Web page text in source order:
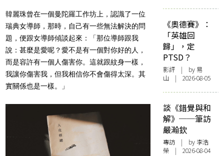
韓麗珠曾在一個曼陀羅工作坊上，認識了一位
瑞典女導師，那時，自己有一些無法解決的問
題，便跟女導師傾談起來：「那位導師跟我
說：甚麼是愛呢？愛不是有一個對你好的人，
而是容許有一個人傷害你。這就跟紋身一樣，
我讓你傷害我，但我相信你不會傷得太深。其
實關係也是一樣。」
《奧德賽》：
「英雄回
歸」，定
PTSD？
影評 | by 易
山 | 2026-08-05
談《錯覺與和
解》──筆訪
嚴瀚欽
專訪 | by 李浩
榮 | 2026-08-04